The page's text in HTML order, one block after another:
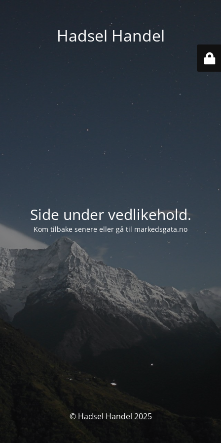
Hadsel Handel
Side under vedlikehold.
Kom tilbake senere eller gå til markedsgata.no
© Hadsel Handel 2025